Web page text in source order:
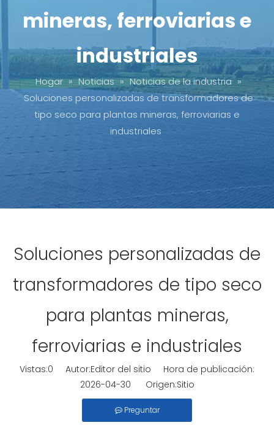
mineras, ferroviarias e
industriales
Hogar » Noticias » Noticias de la industria »
Soluciones personalizadas de transformadores de
tipo seco para plantas mineras, ferroviarias e
industriales
Soluciones personalizadas de
transformadores de tipo seco
para plantas mineras,
ferroviarias e industriales
Vistas:0 Autor:Editor del sitio Hora de publicación:
2026-04-30 Origen:Sitio
Preguntar